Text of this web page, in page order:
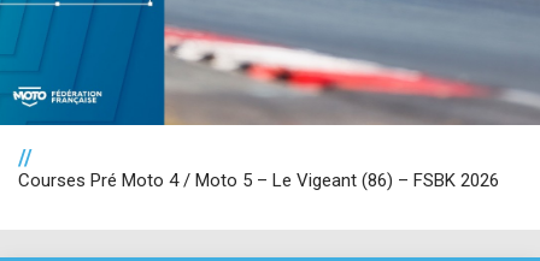
//
Courses Pré Moto 4 / Moto 5 – Le Vigeant (86) – FSBK 2026